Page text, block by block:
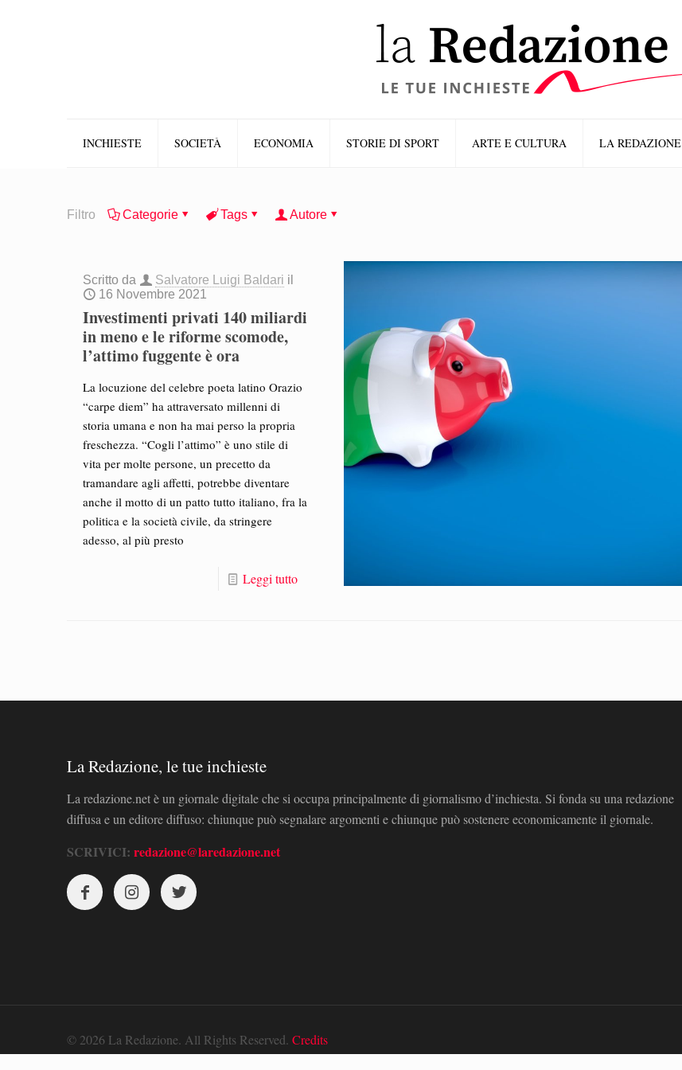
INCHIESTE SOCIETÀ ECONOMIA STORIE DI SPORT ARTE E CULTURA LA REDAZIONE
Filtro Categorie Tags Autore
Scritto da Salvatore Luigi Baldari il
16 Novembre 2021
Investimenti privati 140 miliardi
in meno e le riforme scomode,
l’attimo fuggente è ora
La locuzione del celebre poeta latino Orazio
“carpe diem” ha attraversato millenni di
storia umana e non ha mai perso la propria
freschezza. “Cogli l’attimo” è uno stile di
vita per molte persone, un precetto da
tramandare agli affetti, potrebbe diventare
anche il motto di un patto tutto italiano, fra la
politica e la società civile, da stringere
adesso, al più presto
Leggi tutto
La Redazione, le tue inchieste
La redazione.net è un giornale digitale che si occupa principalmente di giornalismo d’inchiesta. Si fonda su una redazione
diffusa e un editore diffuso: chiunque può segnalare argomenti e chiunque può sostenere economicamente il giornale.
SCRIVICI: redazione@laredazione.net
© 2026 La Redazione. All Rights Reserved. Credits